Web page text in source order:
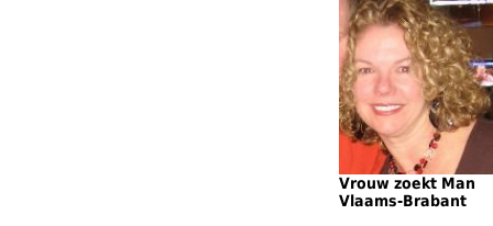
Vrouw zoekt Man
Vlaams-Brabant